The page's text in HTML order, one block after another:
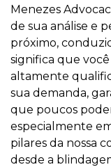
Menezes
de sua análise e
próximo,
significa que
altamente
sua demanda,
que poucos
especialmente
pilares da nossa
desde a